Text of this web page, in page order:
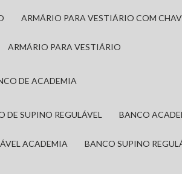
ARMÁRIO PARA VESTIÁRIO COM
ARMÁRIO PARA VESTIÁRIO
DE ACADEMIA
DE SUPINO REGULÁVEL BANCO
ACADEMIA BANCO SUPINO